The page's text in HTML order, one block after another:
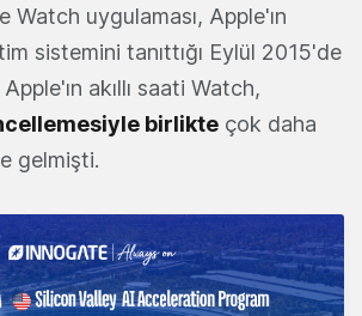
Watch uygulaması, Apple'ın
sistemini tanıttığı Eylül 2015'de
Apple'ın akıllı saati Watch,
birlikte çok daha
gelmişti.